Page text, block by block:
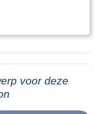
al min of meer
jaar wacht
in de koeienstal
waar de
daarna in
begraven. De
van het
voor deze